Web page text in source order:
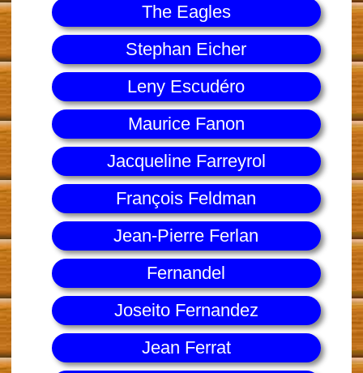
The Eagles
Stephan Eicher
Leny Escudéro
Maurice Fanon
Jacqueline Farreyrol
François Feldman
Jean-Pierre Ferlan
Fernandel
Joseito Fernandez
Jean Ferrat